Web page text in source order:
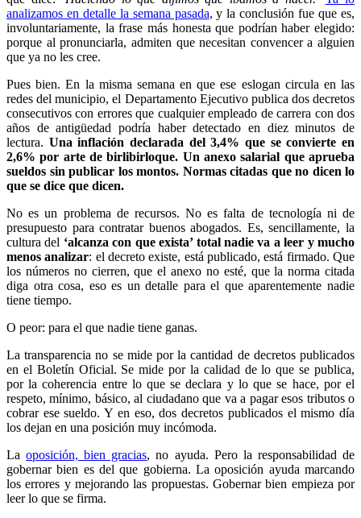
analizamos en detalle la semana pasada, y la conclusión fue que es,
involuntariamente, la frase más honesta que podrían haber elegido:
porque al pronunciarla, admiten que necesitan convencer a alguien
que ya no les cree.
Pues bien. En la misma semana en que ese eslogan circula en las
redes del municipio, el Departamento Ejecutivo publica dos decretos
consecutivos con errores que cualquier empleado de carrera con dos
años de antigüedad podría haber detectado en diez minutos de
lectura. Una inflación declarada del 3,4% que se convierte en
2,6% por arte de birlibirloque. Un anexo salarial que aprueba
sueldos sin publicar los montos. Normas citadas que no dicen lo
que se dice que dicen.
No es un problema de recursos. No es falta de tecnología ni de
presupuesto para contratar buenos abogados. Es, sencillamente, la
cultura del ‘alcanza con que exista’ total nadie va a leer y mucho
menos analizar: el decreto existe, está publicado, está firmado. Que
los números no cierren, que el anexo no esté, que la norma citada
diga otra cosa, eso es un detalle para el que aparentemente nadie
tiene tiempo.
O peor: para el que nadie tiene ganas.
La transparencia no se mide por la cantidad de decretos publicados
en el Boletín Oficial. Se mide por la calidad de lo que se publica,
por la coherencia entre lo que se declara y lo que se hace, por el
respeto, mínimo, básico, al ciudadano que va a pagar esos tributos o
cobrar ese sueldo. Y en eso, dos decretos publicados el mismo día
los dejan en una posición muy incómoda.
Laoposición, bien gracias, no ayuda. Pero la responsabilidad de
gobernar bien es del que gobierna. La oposición ayuda marcando
los errores y mejorando las propuestas. Gobernar bien empieza por
leer lo que se firma.